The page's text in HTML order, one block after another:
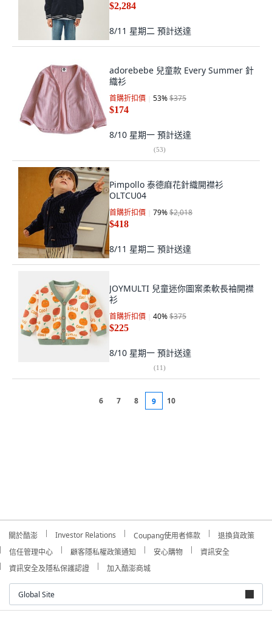
$2,284
8/11 星期二 預計送達
adorebebe 兒童款 Every Summer 針
織衫
首購折扣價 53%$375
$174
8/10 星期一 預計送達
(53)
Pimpollo 泰德麻花針織開襟衫
OLTCU04
首購折扣價 79%$2,018
$418
8/11 星期二 預計送達
JOYMULTI 兒童迷你圖案柔軟長袖開襟
衫
首購折扣價 40%$375
$225
8/10 星期一 預計送達
(11)
6 7 8 9 10
關於酷澎 Investor Relations Coupang使用者條款
退換貨政策
信任管理中心
顧客隱私權政策通知 安心購物
資訊安全
資訊安全及隱私保護認證
加入酷澎商城
Global Site